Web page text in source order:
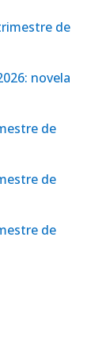
de
novela
de
de
de